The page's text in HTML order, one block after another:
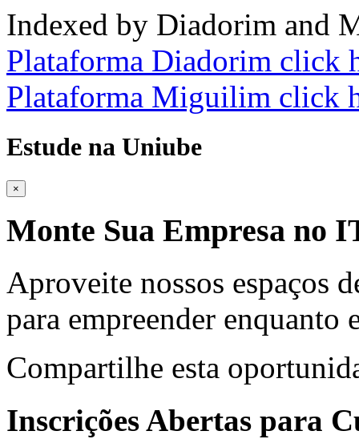
Indexed by Diadorim and
Plataforma Diadorim click
Plataforma Miguilim click
Estude na Uniube
×
Monte Sua Empresa no
Aproveite nossos espaços
para empreender enquanto
Compartilhe esta
Inscrições Abertas para